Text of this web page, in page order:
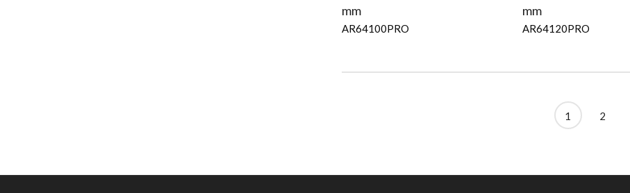
mm
AR64100PRO
mm
AR64120PRO
1 2